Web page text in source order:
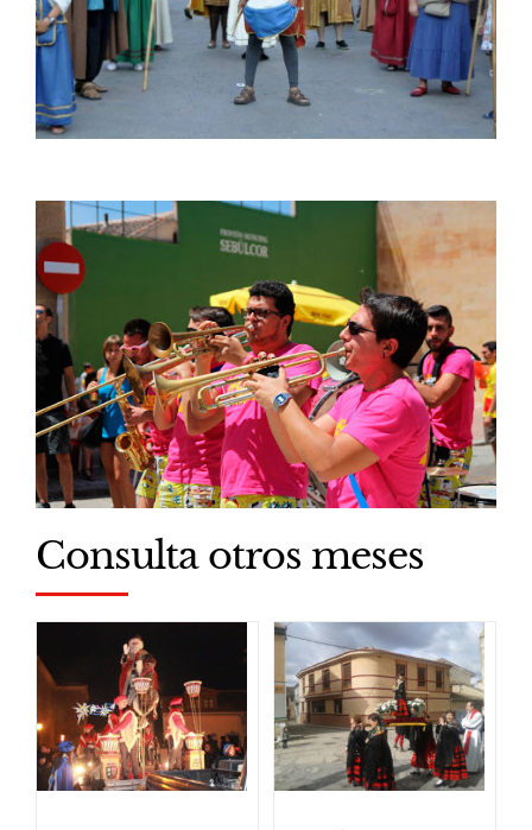
Consulta otros meses